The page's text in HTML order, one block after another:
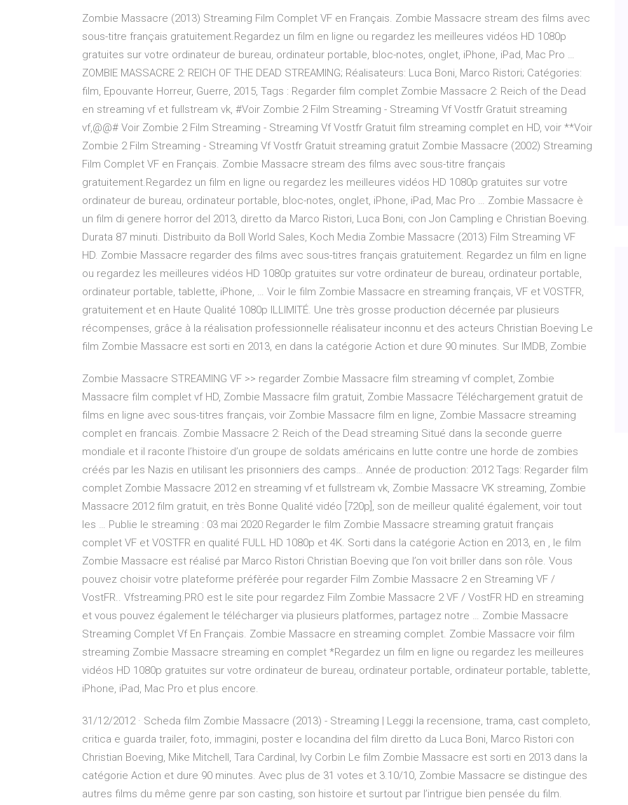
Zombie Massacre (2013) Streaming Film Complet VF en Français. Zombie Massacre stream des films avec
sous-titre français gratuitement.Regardez un film en ligne ou regardez les meilleures vidéos HD 1080p
gratuites sur votre ordinateur de bureau, ordinateur portable, bloc-notes, onglet, iPhone, iPad, Mac Pro …
ZOMBIE MASSACRE 2: REICH OF THE DEAD STREAMING; Réalisateurs: Luca Boni, Marco Ristori; Catégories:
film, Epouvante Horreur, Guerre, 2015, Tags : Regarder film complet Zombie Massacre 2: Reich of the Dead
en streaming vf et fullstream vk, #Voir Zombie 2 Film Streaming - Streaming Vf Vostfr Gratuit streaming
vf,@@# Voir Zombie 2 Film Streaming - Streaming Vf Vostfr Gratuit film streaming complet en HD, voir **Voir
Zombie 2 Film Streaming - Streaming Vf Vostfr Gratuit streaming gratuit Zombie Massacre (2002) Streaming
Film Complet VF en Français. Zombie Massacre stream des films avec sous-titre français
gratuitement.Regardez un film en ligne ou regardez les meilleures vidéos HD 1080p gratuites sur votre
ordinateur de bureau, ordinateur portable, bloc-notes, onglet, iPhone, iPad, Mac Pro … Zombie Massacre è
un film di genere horror del 2013, diretto da Marco Ristori, Luca Boni, con Jon Campling e Christian Boeving.
Durata 87 minuti. Distribuito da Boll World Sales, Koch Media Zombie Massacre (2013) Film Streaming VF
HD. Zombie Massacre regarder des films avec sous-titres français gratuitement. Regardez un film en ligne
ou regardez les meilleures vidéos HD 1080p gratuites sur votre ordinateur de bureau, ordinateur portable,
ordinateur portable, tablette, iPhone, … Voir le film Zombie Massacre en streaming français, VF et VOSTFR,
gratuitement et en Haute Qualité 1080p ILLIMITÉ. Une très grosse production décernée par plusieurs
récompenses, grâce à la réalisation professionnelle réalisateur inconnu et des acteurs Christian Boeving Le
film Zombie Massacre est sorti en 2013, en dans la catégorie Action et dure 90 minutes. Sur IMDB, Zombie
Zombie Massacre STREAMING VF >> regarder Zombie Massacre film streaming vf complet, Zombie
Massacre film complet vf HD, Zombie Massacre film gratuit, Zombie Massacre Téléchargement gratuit de
films en ligne avec sous-titres français, voir Zombie Massacre film en ligne, Zombie Massacre streaming
complet en francais. Zombie Massacre 2: Reich of the Dead streaming Situé dans la seconde guerre
mondiale et il raconte l’histoire d’un groupe de soldats américains en lutte contre une horde de zombies
créés par les Nazis en utilisant les prisonniers des camps… Année de production: 2012 Tags: Regarder film
complet Zombie Massacre 2012 en streaming vf et fullstream vk, Zombie Massacre VK streaming, Zombie
Massacre 2012 film gratuit, en très Bonne Qualité vidéo [720p], son de meilleur qualité également, voir tout
les … Publie le streaming : 03 mai 2020 Regarder le film Zombie Massacre streaming gratuit français
complet VF et VOSTFR en qualité FULL HD 1080p et 4K. Sorti dans la catégorie Action en 2013, en , le film
Zombie Massacre est réalisé par Marco Ristori Christian Boeving que l’on voit briller dans son rôle. Vous
pouvez choisir votre plateforme préfèrée pour regarder Film Zombie Massacre 2 en Streaming VF /
VostFR.. Vfstreaming.PRO est le site pour regardez Film Zombie Massacre 2 VF / VostFR HD en streaming
et vous pouvez également le télécharger via plusieurs platformes, partagez notre … Zombie Massacre
Streaming Complet Vf En Français. Zombie Massacre en streaming complet. Zombie Massacre voir film
streaming Zombie Massacre streaming en complet *Regardez un film en ligne ou regardez les meilleures
vidéos HD 1080p gratuites sur votre ordinateur de bureau, ordinateur portable, ordinateur portable, tablette,
iPhone, iPad, Mac Pro et plus encore.
31/12/2012 · Scheda film Zombie Massacre (2013) - Streaming | Leggi la recensione, trama, cast completo,
critica e guarda trailer, foto, immagini, poster e locandina del film diretto da Luca Boni, Marco Ristori con
Christian Boeving, Mike Mitchell, Tara Cardinal, Ivy Corbin Le film Zombie Massacre est sorti en 2013 dans la
catégorie Action et dure 90 minutes. Avec plus de 31 votes et 3.10/10, Zombie Massacre se distingue des
autres films du même genre par son casting, son histoire et surtout par l’intrigue bien pensée du film.